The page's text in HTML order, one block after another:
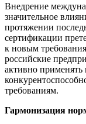
Внедрение
значительное
протяжении
сертификации
к новым
российские
активно
требованиям.
Гармонизация